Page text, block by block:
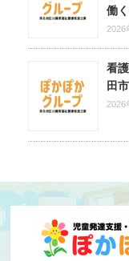
働
2026
看
田
2026